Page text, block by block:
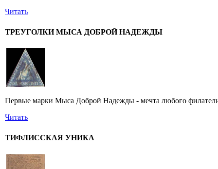
Читать
ТРЕУГОЛКИ МЫСА ДОБРОЙ НАДЕЖДЫ
Первые марки Мыса Доброй Надежды - мечта любого
Читать
ТИФЛИССКАЯ УНИКА